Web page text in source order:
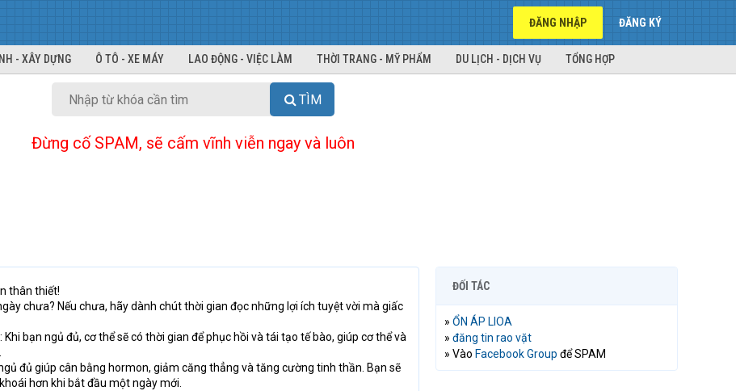
ĐĂNG NHẬP ĐĂNG KÝ
- XÂY DỰNG Ô TÔ - XE MÁY LAO ĐỘNG - VIỆC LÀM THỜI TRANG - MỸ PHẨM DU LỊCH - DỊCH VỤ TỔNG HỢP
TÌM
Đừng cố SPAM, sẽ cấm vĩnh viễn ngay và luôn
thân thiết!
chưa? Nếu chưa, hãy dành chút thời gian đọc những lợi ích tuyệt vời mà giấc
bạn ngủ đủ, cơ thể sẽ có thời gian để phục hồi và tái tạo tế bào, giúp cơ thể và
đủ giúp cân bằng hormon, giảm căng thẳng và tăng cường tinh thần. Bạn sẽ
hơn khi bắt đầu một ngày mới.
ĐỐI TÁC
» ỔN ÁP LIOA
» đăng tin rao vặt
» Vào Facebook Group để SPAM